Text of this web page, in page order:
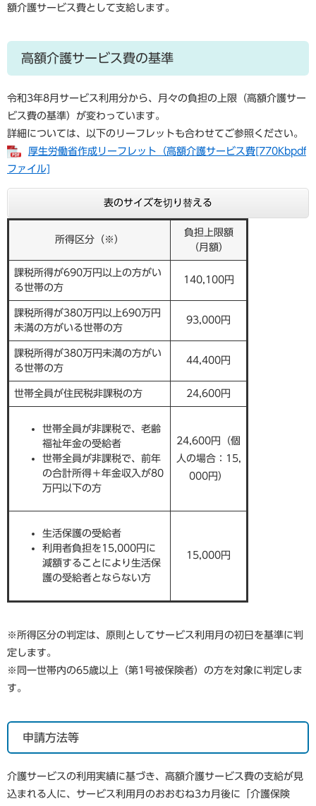
額介護サービス費として支給します。
高額介護サービス費の基準
令和3年8月サービス利用分から、月々の負担の上限（高額介護サー
ビス費の基準）が変わっています。
詳細については、以下のリーフレットも合わせてご参照ください。
厚生労働省作成リーフレット（高額介護サービス費[770Kbpdf
ファイル]
表のサイズを切り替える
所得区分（※）
負担上限額
（月額）
課税所得が690万円以上の方がい
る世帯の方
140,100円
課税所得が380万円以上690万円
未満の方がいる世帯の方
93,000円
課税所得が380万円未満の方がい
る世帯の方
44,400円
世帯全員が住民税非課税の方 24,600円
世帯全員が非課税で、老齢
福祉年金の受給者
世帯全員が非課税で、前年
の合計所得＋年金収入が80
万円以下の方
24,600円（個
人の場合：15,
000円）
生活保護の受給者
利用者負担を15,000円に
減額することにより生活保
護の受給者とならない方
15,000円
※所得区分の判定は、原則としてサービス利用月の初日を基準に判
定します。
※同一世帯内の65歳以上（第1号被保険者）の方を対象に判定しま
す。
申請方法等
介護サービスの利用実績に基づき、高額介護サービス費の支給が見
込まれる人に、サービス利用月のおおむね3カ月後に「介護保険